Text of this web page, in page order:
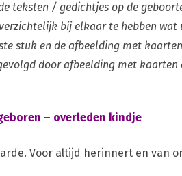
teksten / gedichtjes op de
bij elkaar te hebben wat
stuk en de afbeelding met
door afbeelding met
– overleden kindje
Voor altijd herinnert en van